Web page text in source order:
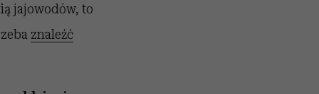
jajowodów, to
znaleźć